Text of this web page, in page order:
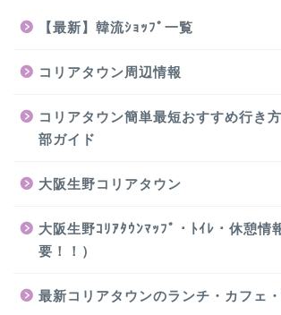
【最新】韓流ｼｮｯﾌﾟ一覧
コリアタウン周辺情報
コリアタウン簡単最短おすすめ行き
部ガイド
大阪生野コリアタウン
大阪生野ｺﾘｱﾀｳﾝﾏｯﾌﾟ・ﾄｲﾚ・休憩情
要！！）
最新コリアタウンのランチ・カフェ